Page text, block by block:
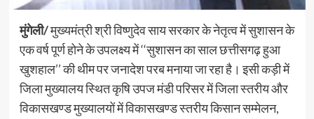
मुंगेली/मुख्यमंत्री श्री विष्णुदेव साय सरकार के नेतृत्व में सुशासन के
एक वर्ष पूर्ण होने के उपलक्ष्य में ‘‘सुशासन का साल छत्तीसगढ़ हुआ
खुशहाल’’ की थीम पर जनादेश परब मनाया जा रहा है। इसी कड़ी में
जिला मुख्यालय स्थित कृषि उपज मंडी परिसर में जिला स्तरीय और
विकासखण्ड मुख्यालयों में विकासखण्ड स्तरीय किसान सम्मेलन,